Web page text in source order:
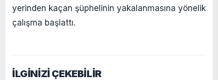
yerinden kaçan şüphelinin yakalanmasına yönelik
çalışma başlattı.
İLGİNİZİ ÇEKEBİLİR